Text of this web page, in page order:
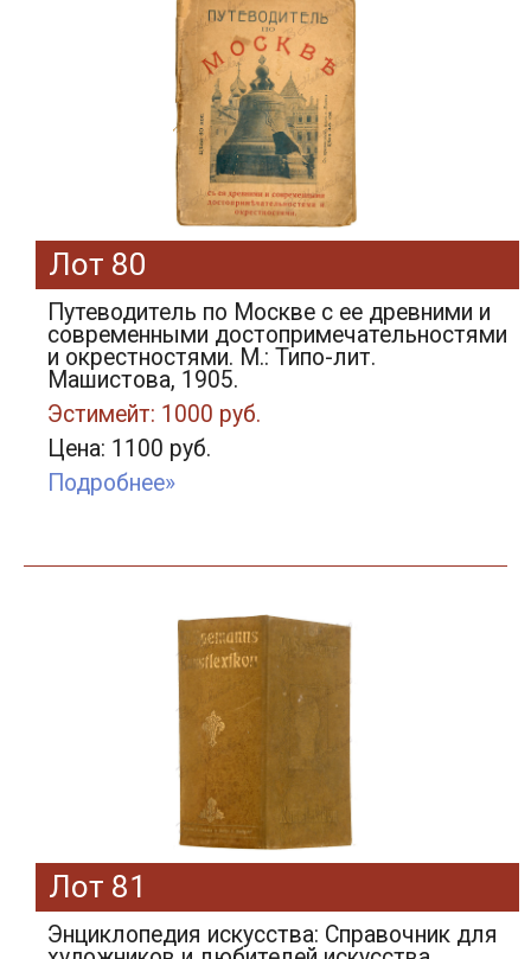
Лот 80
Путеводитель по Москве с ее древними и
современными достопримечательностями
и окрестностями. М.: Типо-лит.
Машистова, 1905.
Эстимейт: 1000 руб.
Цена: 1100 руб.
Подробнее»
Лот 81
Энциклопедия искусства: Справочник для